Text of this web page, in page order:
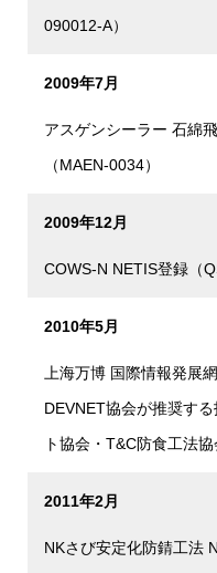
090012-A）
2009年7月
アスゲンシーラー 石綿
（MAEN-0034）
2009年12月
COWS-N NETIS登録（
2010年5月
上海万博 国際情報発展
DEVNET協会が推奨す
ト協会・T&C防食工法
2011年2月
NKさび安定化防錆工法